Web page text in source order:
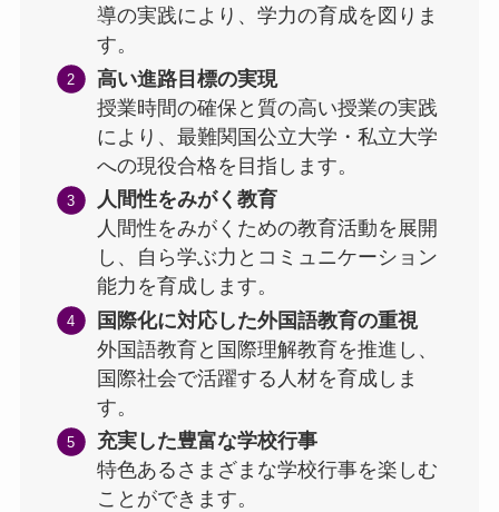
導の実践により、学力の育成を図りま
す。
高い進路目標の実現
授業時間の確保と質の高い授業の実践
により、最難関国公立大学・私立大学
への現役合格を目指します。
人間性をみがく教育
人間性をみがくための教育活動を展開
し、自ら学ぶ力とコミュニケーション
能力を育成します。
国際化に対応した外国語教育の重視
外国語教育と国際理解教育を推進し、
国際社会で活躍する人材を育成しま
す。
充実した豊富な学校行事
特色あるさまざまな学校行事を楽しむ
ことができます。